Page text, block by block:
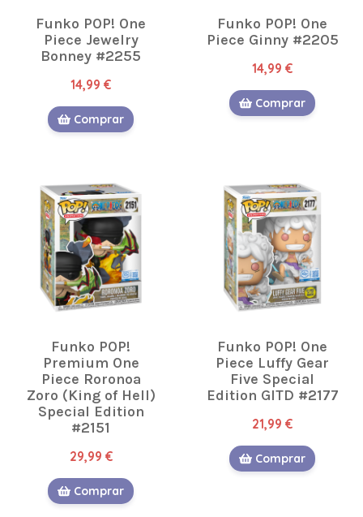
Funko POP! One
Piece Jewelry
Bonney #2255
14,99 €
Comprar
Funko POP! One
Piece Ginny #2205
14,99 €
Comprar
Funko POP!
Premium One
Piece Roronoa
Zoro (King of Hell)
Special Edition
#2151
29,99 €
Comprar
Funko POP! One
Piece Luffy Gear
Five Special
Edition GITD #2177
21,99 €
Comprar